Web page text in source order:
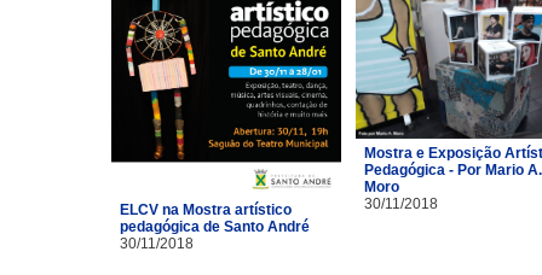
ELCV na Mostra artístico
pedagógica de Santo André
30/11/2018
Mostra e Exposição
Pedagógica - Por Mario A.
Moro
30/11/2018